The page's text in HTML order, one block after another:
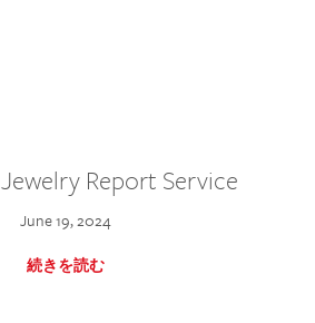
Report Service
June 19, 2024
続きを読む